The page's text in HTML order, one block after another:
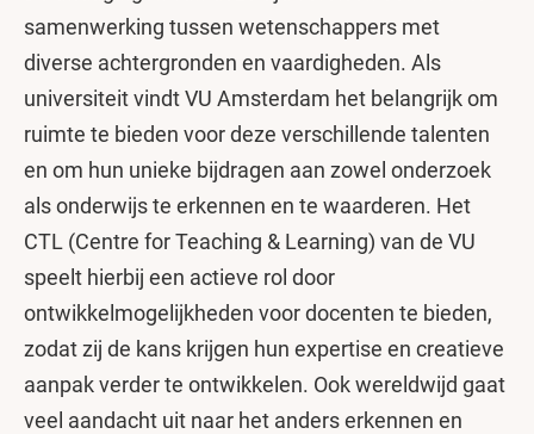
samenwerking tussen wetenschappers met
diverse achtergronden en vaardigheden. Als
universiteit vindt VU Amsterdam het belangrijk om
ruimte te bieden voor deze verschillende talenten
en om hun unieke bijdragen aan zowel onderzoek
als onderwijs te erkennen en te waarderen. Het
CTL (Centre for Teaching & Learning) van de VU
speelt hierbij een actieve rol door
ontwikkelmogelijkheden voor docenten te bieden,
zodat zij de kans krijgen hun expertise en creatieve
aanpak verder te ontwikkelen. Ook wereldwijd gaat
veel aandacht uit naar het anders erkennen en